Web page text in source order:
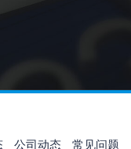
公司动态 常见问题